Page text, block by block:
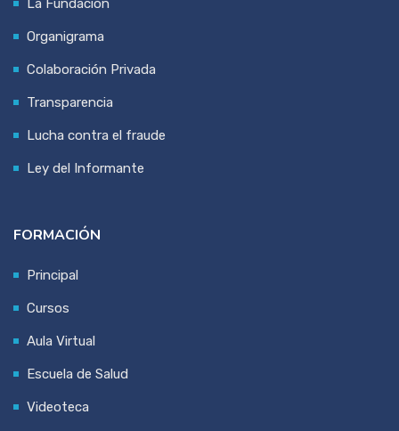
Organigrama
Colaboración Privada
Transparencia
Lucha contra el fraude
Ley del Informante
FORMACIÓN
Principal
Cursos
Aula Virtual
Escuela de Salud
Videoteca